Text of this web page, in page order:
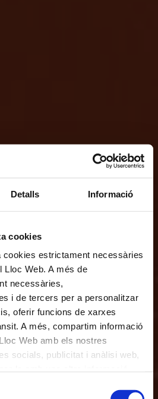
Detalls Informació
cookies
estrictament necessàries
Lloc Web. A més de
necessàries,
i de tercers per a personalitzar
oferir funcions de xarxes
A més, compartim informació
Web amb els nostres
socials, publicitat i anàlisi web,